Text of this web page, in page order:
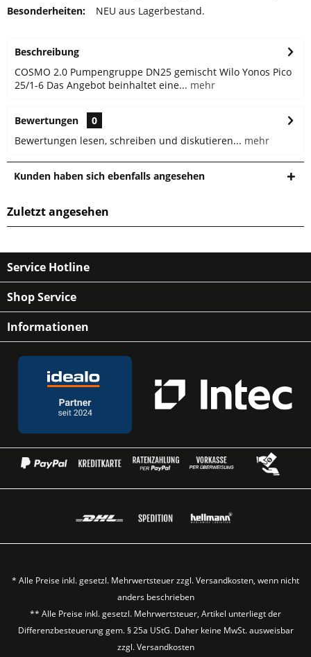
Besonderheiten:
NEU aus Lagerbestand.
Beschreibung
COSMO 2.0 Pumpengruppe DN25 gemischt Wilo Yonos Pico
25/1-6 Das Angebot beinhaltet eine... mehr
Bewertungen
0
Bewertungen lesen, schreiben und diskutieren... mehr
Kunden haben sich ebenfalls angesehen
Zuletzt angesehen
Service Hotline
Shop Service
Informationen
* Alle Preise inkl. gesetzl. Mehrwertsteuer zzgl.Versandkosten, wenn nicht
anders beschrieben
** Alle Preise inkl. gesetzl. Mehrwertsteuer, Artikel unterliegt der
Differenzbesteuerung gem. § 25a UStG. Daher keine MwSt. ausweisbar
zzgl.Versandkosten